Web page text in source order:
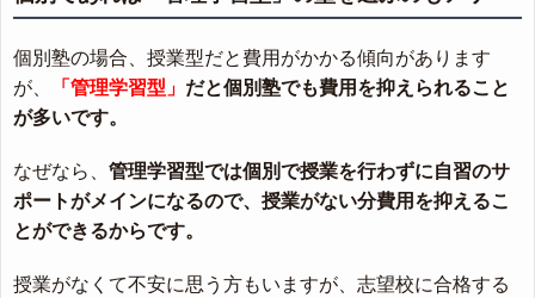
個別塾の場合、授業型だと費用がかかる傾向があります
が、
「管理学習型」 だと個別塾でも費用を抑えられること
が多いです。
なぜなら、 管理学習型では個別で授業を行わずに自習のサ
ポートがメインになるので、授業がない分費用を抑えるこ
とができるからです。
授業がなくて不安に思う方もいますが、志望校に合格する